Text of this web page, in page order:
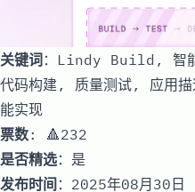
关键词：Lindy Build, 智
代码构建, 质量测试, 应用
能实现
票数: 🔺232
是否精选：是
发布时间 ：2025年08月30